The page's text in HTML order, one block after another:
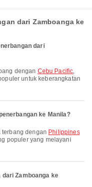
dari Zamboanga ke
dari
dengan Cebu Pacific,
untuk keberangkatan
ke Manila?
terbang dengan Philippines
populer yang melayani
Zamboanga ke